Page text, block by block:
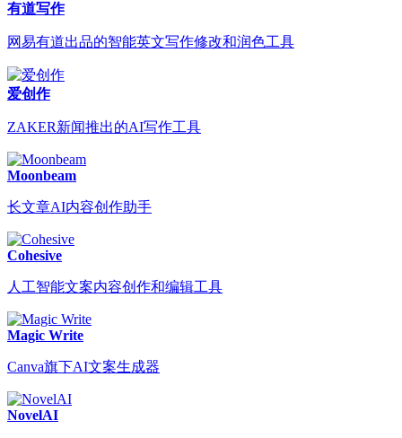
有道写作
网易有道出品的智能英文写作修改和润色工具
爱创作
ZAKER新闻推出的AI写作工具
Moonbeam
长文章AI内容创作助手
Cohesive
人工智能文案内容创作和编辑工具
Magic Write
Canva旗下AI文案生成器
NovelAI